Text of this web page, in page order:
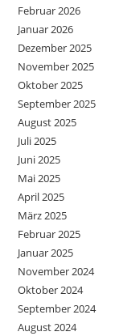
Februar 2026
Januar 2026
Dezember 2025
November 2025
Oktober 2025
September 2025
August 2025
Juli 2025
Juni 2025
Mai 2025
April 2025
März 2025
Februar 2025
Januar 2025
November 2024
Oktober 2024
September 2024
August 2024